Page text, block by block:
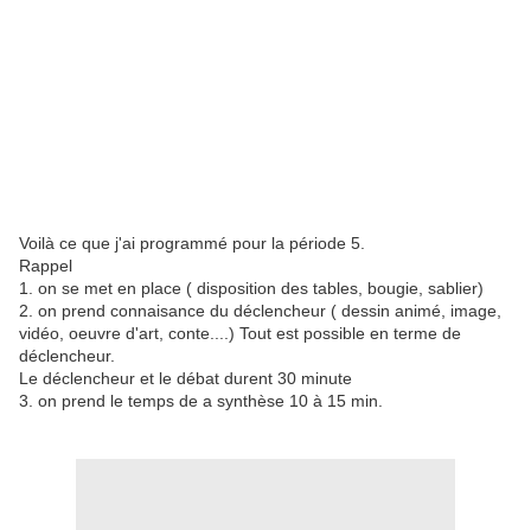
Voilà ce que j'ai programmé pour la période 5.
Rappel
1. on se met en place ( disposition des tables, bougie, sablier)
2. on prend connaisance du déclencheur ( dessin animé, image,
vidéo, oeuvre d'art, conte....) Tout est possible en terme de
déclencheur.
Le déclencheur et le débat durent 30 minute
3. on prend le temps de a synthèse 10 à 15 min.